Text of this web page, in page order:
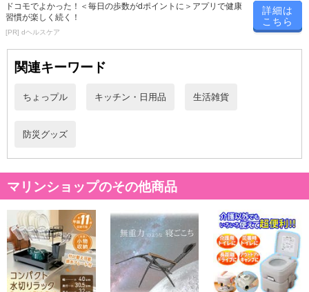
ドコモでよかった！＜毎日の歩数がdポイントに＞アプリで健康
習慣が楽しく続く！
[PR] dヘルスケア
詳細は
こちら
関連キーワード
ちょっプル キッチン・日用品 生活雑貨
防災グッズ
マリンショップのその他商品